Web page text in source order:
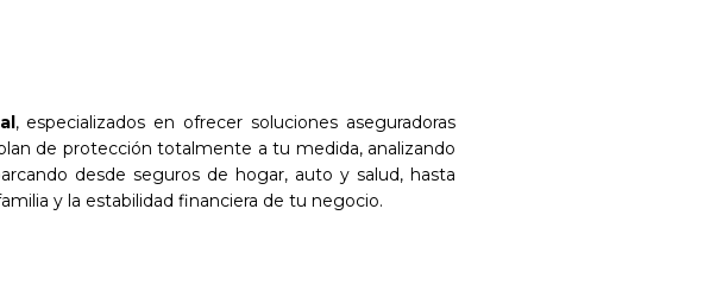
, especializados en ofrecer soluciones aseguradoras
de protección totalmente a tu medida, analizando
desde seguros de hogar, auto y salud, hasta
y la estabilidad financiera de tu negocio.